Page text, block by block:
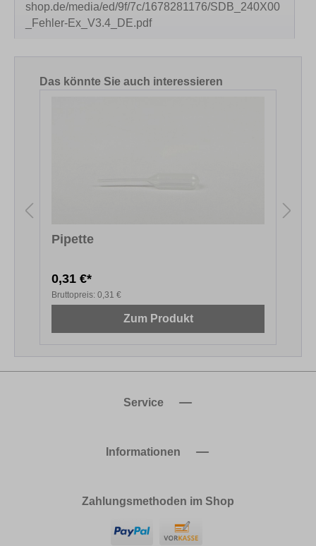
shop.de/media/ed/9f/7c/1678281176/SDB_240X00
_Fehler-Ex_V3.4_DE.pdf
Produktgalerie überspringen
Das könnte Sie auch interessieren
Pipette
0,31 €*
Bruttopreis: 0,31 €
Zum Produkt
Service
Informationen
Zahlungsmethoden im Shop